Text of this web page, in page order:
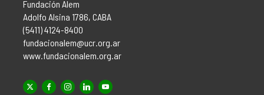
Fundación Alem
Adolfo Alsina 1786, CABA
(5411) 4124-8400
fundacionalem@ucr.org.ar
www.fundacionalem.org.ar